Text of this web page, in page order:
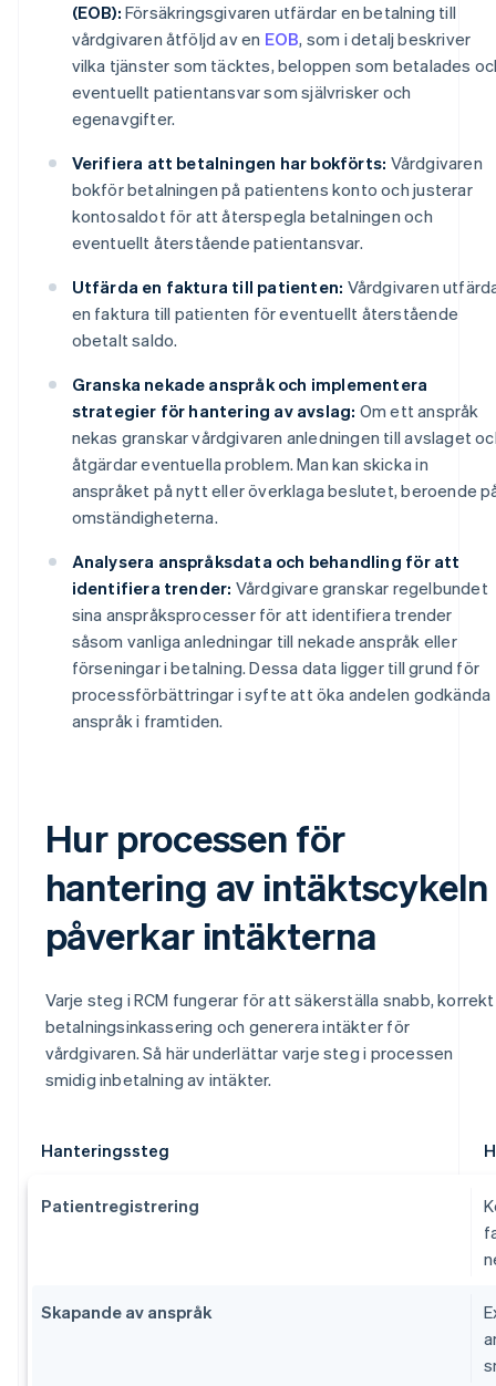
(EOB): Försäkringsgivaren utfärdar en betalning till
vårdgivaren åtföljd av en EOB, som i detalj beskriver
vilka tjänster som täcktes, beloppen som betalades
eventuellt patientansvar som självrisker och
egenavgifter.
Verifiera att betalningen har bokförts: Vårdgivaren
bokför betalningen på patientens konto och justerar
kontosaldot för att återspegla betalningen och
eventuellt återstående patientansvar.
Utfärda en faktura till patienten: Vårdgivaren
en faktura till patienten för eventuellt återstående
obetalt saldo.
Granska nekade anspråk och implementera
strategier för hantering av avslag: Om ett anspråk
nekas granskar vårdgivaren anledningen till avslaget
åtgärdar eventuella problem. Man kan skicka in
anspråket på nytt eller överklaga beslutet, beroende
omständigheterna.
Analysera anspråksdata och behandling för att
identifiera trender: Vårdgivare granskar regelbundet
sina anspråksprocesser för att identifiera trender
såsom vanliga anledningar till nekade anspråk eller
förseningar i betalning. Dessa data ligger till grund för
processförbättringar i syfte att öka andelen godkända
anspråk i framtiden.
Hur processen för
hantering av intäktscykeln
påverkar intäkterna
Varje steg i RCM fungerar för att säkerställa snabb, korrekt
betalningsinkassering och generera intäkter för
vårdgivaren. Så här underlättar varje steg i processen
smidig inbetalning av intäkter.
Hanteringssteg
Patientregistrering
Skapande av anspråk